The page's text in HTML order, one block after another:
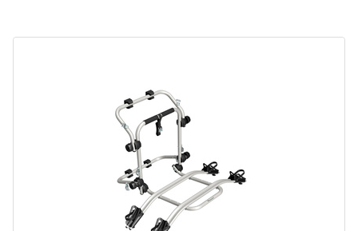
45 kg
kompatibel mit Elektrofahrrädern
Aluminiumkonstruktion